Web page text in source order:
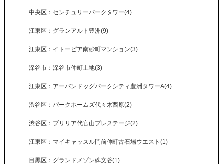
中央区：センチュリーパークタワー(4)
江東区：グランアルト豊洲(9)
江東区：イトーピア南砂町マンション(3)
深谷市：深谷市仲町土地(3)
江東区：アーバンドッグパークシティ豊洲タワーA(4)
渋谷区：パークホームズ代々木西原(2)
渋谷区：ブリリア代官山プレステージ(2)
江東区：マイキャッスル門前仲町古石場ウエスト(1)
目黒区：グランドメゾン碑文谷(1)